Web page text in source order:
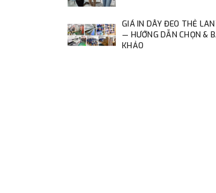
GIÁ IN DÂY ĐEO THẺ
— HƯỚNG DẪN CHỌN &
KHẢO